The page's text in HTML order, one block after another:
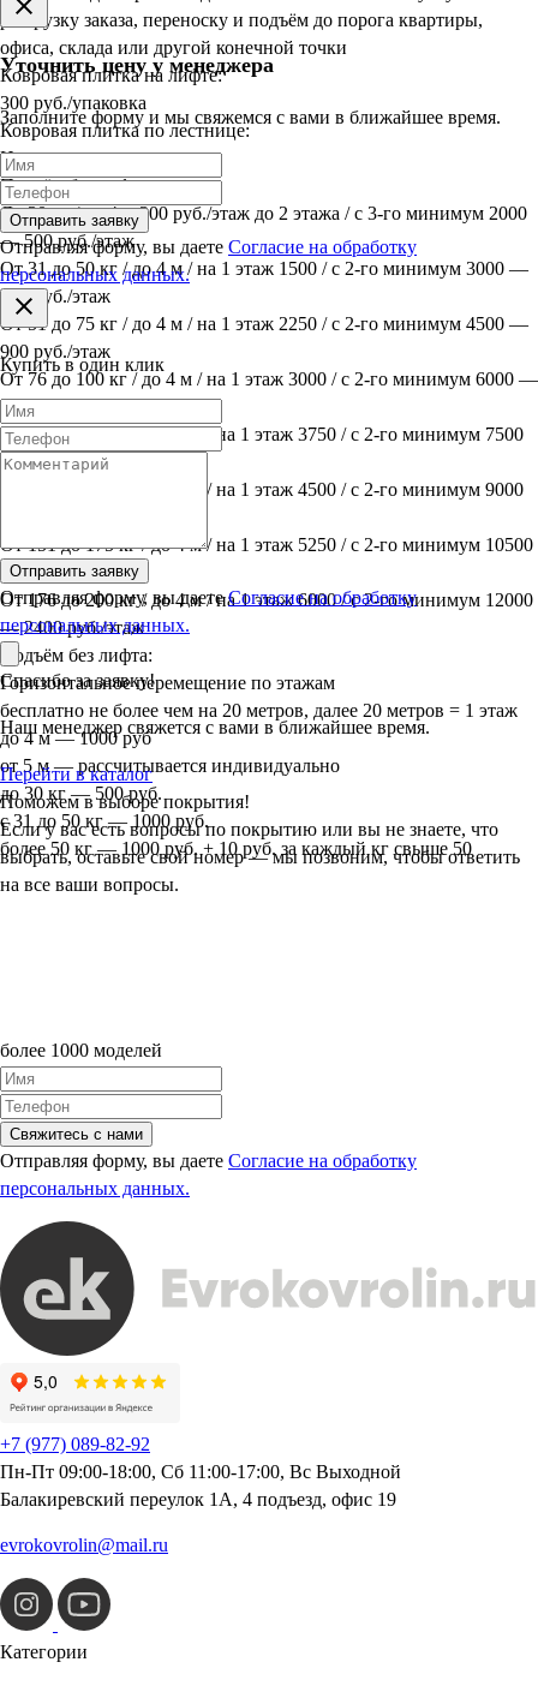
разгрузку заказа, переноску и подъём до порога квартиры,
офиса, склада или другой конечной точки
Ковровая плитка на лифте:
300 руб./упаковка
Ковровая плитка по лестнице:
Индивидуально
Подъём без лифта:
До 30 кг / до 4 м 300 руб./этаж до 2 этажа / с 3-го минимум 2000
— 500 руб./этаж
От 31 до 50 кг / до 4 м / на 1 этаж 1500 / с 2-го минимум 3000 —
600 руб./этаж
От 51 до 75 кг / до 4 м / на 1 этаж 2250 / с 2-го минимум 4500 —
900 руб./этаж
От 76 до 100 кг / до 4 м / на 1 этаж 3000 / с 2-го минимум 6000 —
1200 руб./этаж
От 101 до 125 кг / до 4 м / на 1 этаж 3750 / с 2-го минимум 7500
— 1500 руб./этаж
От 126 до 150 кг / до 4 м / на 1 этаж 4500 / с 2-го минимум 9000
От 151 до 175 кг / до 4 м / на 1 этаж 5250 / с 2-го минимум 10500
— 2100 руб./этаж
От 176 до 200 кг / до 4 м / на 1 этаж 6000 / с 2-го минимум 12000
— 2400 руб./этаж
Подъём без лифта:
Горизонтальное перемещение по этажам
бесплатно не более чем на 20 метров, далее 20 метров = 1 этаж
до 4 м — 1000 руб
от 5 м — рассчитывается индивидуально
до 30 кг — 500 руб.
с 31 до 50 кг — 1000 руб.
более 50 кг — 1000 руб. + 10 руб. за каждый кг свыше 50
Уточнить цену у менеджера
Заполните форму и мы свяжемся с вами в ближайшее время.
Отправить заявку
Отправляя форму, вы даете Согласие на обработку
персональных данных.
Купить в один клик
Отправить заявку
Отправляя форму, вы даетеСогласие на обработку
персональных данных.
Спасибо за заявку!
Наш менеджер свяжется с вами в ближайшее время.
Перейти в каталог
Поможем в выборе покрытия!
Если у вас есть вопросы по покрытию или вы не знаете, что
выбрать, оставьте свой номер — мы позвоним, чтобы ответить
на все ваши вопросы.
более 1000 моделей
Свяжитесь с нами
Отправляя форму, вы даете Согласие на обработку
персональных данных.
+7 (977) 089-82-92
Пн-Пт 09:00-18:00, Сб 11:00-17:00, Вс Выходной
Балакиревский переулок 1А, 4 подъезд, офис 19
evrokovrolin@mail.ru
Категории